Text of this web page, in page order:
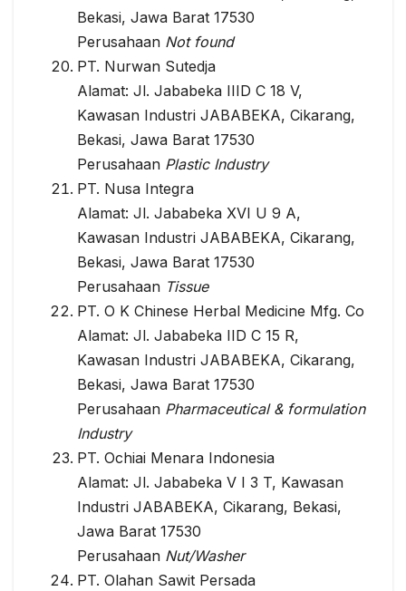
Bekasi, Jawa Barat 17530
Perusahaan Not found
PT. Nurwan Sutedja
Alamat: Jl. Jababeka IIID C 18 V,
Kawasan Industri JABABEKA, Cikarang,
Bekasi, Jawa Barat 17530
Perusahaan Plastic Industry
PT. Nusa Integra
Alamat: Jl. Jababeka XVI U 9 A,
Kawasan Industri JABABEKA, Cikarang,
Bekasi, Jawa Barat 17530
Perusahaan Tissue
PT. O K Chinese Herbal Medicine Mfg. Co
Alamat: Jl. Jababeka IID C 15 R,
Kawasan Industri JABABEKA, Cikarang,
Bekasi, Jawa Barat 17530
Perusahaan Pharmaceutical & formulation
Industry
PT. Ochiai Menara Indonesia
Alamat: Jl. Jababeka V I 3 T, Kawasan
Industri JABABEKA, Cikarang, Bekasi,
Jawa Barat 17530
Perusahaan Nut/Washer
PT. Olahan Sawit Persada